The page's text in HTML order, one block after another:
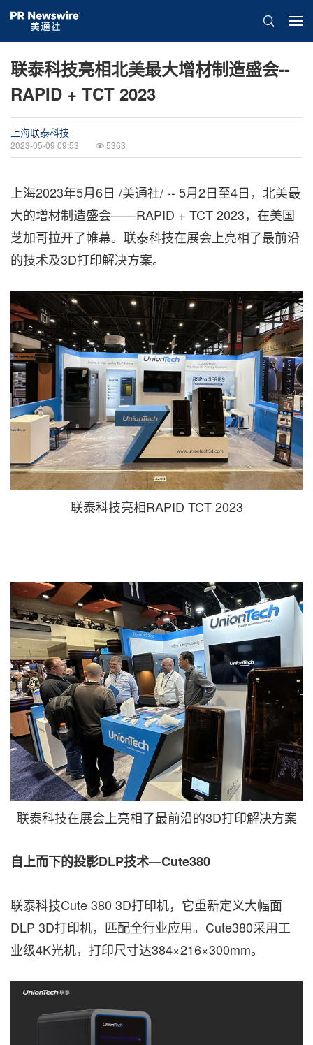
联泰科技亮相北美最大增材制造盛会--
RAPID + TCT 2023
上海联泰科技
2023-05-09 09:53 5363
上海2023年5月6日 /美通社/ -- 5月2日至4日，北美最
大的增材制造盛会——RAPID + TCT 2023，在美国
芝加哥拉开了帷幕。联泰科技在展会上亮相了最前沿
的技术及3D打印解决方案。
联泰科技亮相RAPID TCT 2023
联泰科技在展会上亮相了最前沿的3D打印解决方案
自上而下的投影DLP技术—Cute380
联泰科技Cute 380 3D打印机，它重新定义大幅面
DLP 3D打印机，匹配全行业应用。Cute380采用工
业级4K光机，打印尺寸达384×216×300mm。